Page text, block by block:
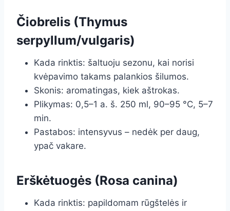
Čiobrelis (Thymus
serpyllum/vulgaris)
Kada rinktis: šaltuoju sezonu, kai norisi
kvėpavimo takams palankios šilumos.
Skonis: aromatingas, kiek aštrokas.
Plikymas: 0,5–1 a. š. 250 ml, 90–95 °C, 5–7
min.
Pastabos: intensyvus – nedėk per daug,
ypač vakare.
Erškėtuogės (Rosa canina)
Kada rinktis: papildomam rūgštelės ir